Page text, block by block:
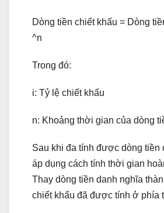
Dòng tiền chiết khấu = Dòng
^n
Trong đó:
i: Tỷ lệ chiết khấu
n: Khoảng thời gian của dòng
Sau khi đa tính được dòng tiền
áp dụng cách tính thời gian
Thay dòng tiền danh nghĩa
chiết khấu đã được tính ở phía